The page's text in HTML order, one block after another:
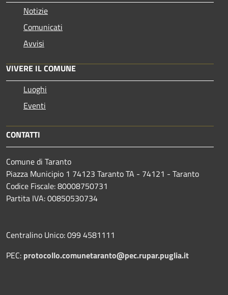
Notizie
Comunicati
Avvisi
VIVERE IL COMUNE
Luoghi
Eventi
CONTATTI
Comune di Taranto
Piazza Municipio 1 74123 Taranto TA - 74121 - Taranto
Codice Fiscale: 80008750731
Partita IVA: 00850530734
Centralino Unico: 099 4581111
PEC: protocollo.comunetaranto@pec.rupar.puglia.it